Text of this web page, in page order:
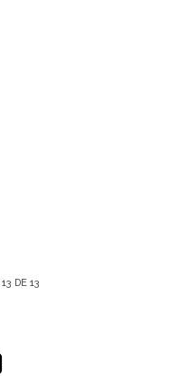
13 DE 13